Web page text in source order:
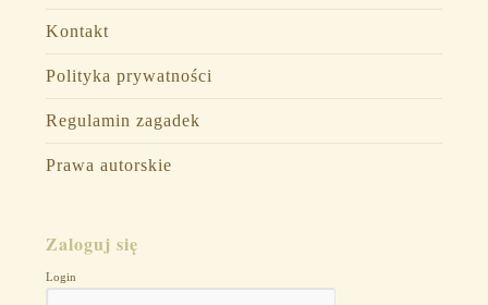
Kontakt
Polityka prywatności
Regulamin zagadek
Prawa autorskie
Zaloguj się
Login